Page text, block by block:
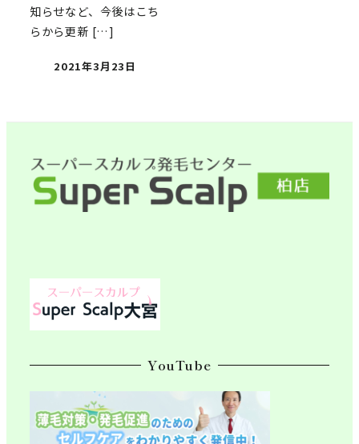
知らせなど、今後はこち
らから更新 […]
2021年3月23日
YouTube